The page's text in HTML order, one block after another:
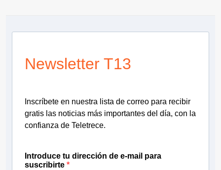
Newsletter T13
Inscríbete en nuestra lista de correo para recibir
gratis las noticias más importantes del día, con la
confianza de Teletrece.
Introduce tu dirección de e-mail para
suscribirte